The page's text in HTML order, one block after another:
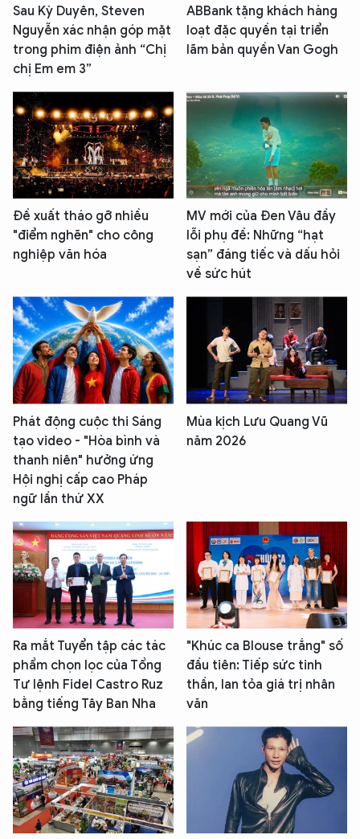
Sau Kỳ Duyên, Steven
Nguyễn xác nhận góp mặt
trong phim điện ảnh “Chị
chị Em em 3”
ABBank tặng khách hàng
loạt đặc quyền tại triển
lãm bản quyền Van Gogh
Đề xuất tháo gỡ nhiều
"điểm nghẽn" cho công
nghiệp văn hóa
MV mới của Đen Vâu đầy
lỗi phụ đề: Những “hạt
sạn” đáng tiếc và dấu hỏi
về sức hút
Phát động cuộc thi Sáng
tạo video - "Hòa bình và
thanh niên" hưởng ứng
Hội nghị cấp cao Pháp
ngữ lần thứ XX
Mùa kịch Lưu Quang Vũ
năm 2026
Ra mắt Tuyển tập các tác
phẩm chọn lọc của Tổng
Tư lệnh Fidel Castro Ruz
bằng tiếng Tây Ban Nha
"Khúc ca Blouse trắng" số
đầu tiên: Tiếp sức tinh
thần, lan tỏa giá trị nhân
văn